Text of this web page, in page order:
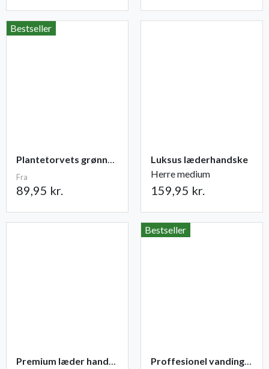
Bestseller
Plantetorvets grønne vandingspose 75 liter
Fra
89,95 kr.
Luksus læderhandske
Herre medium
159,95 kr.
Premium læder handske Flutter
Bestseller
Proffesionel vandingspose 100 liter